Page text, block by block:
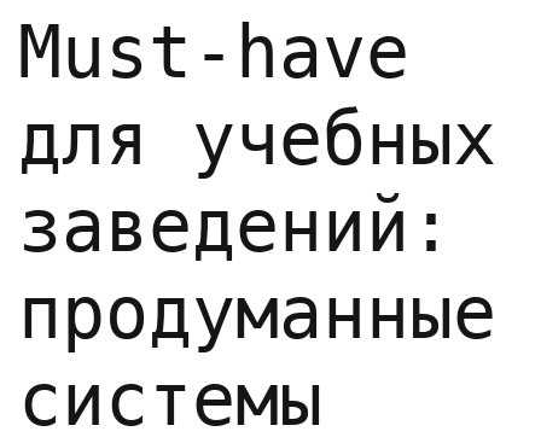
Must-have
для учебных
заведений:
продуманные
системы